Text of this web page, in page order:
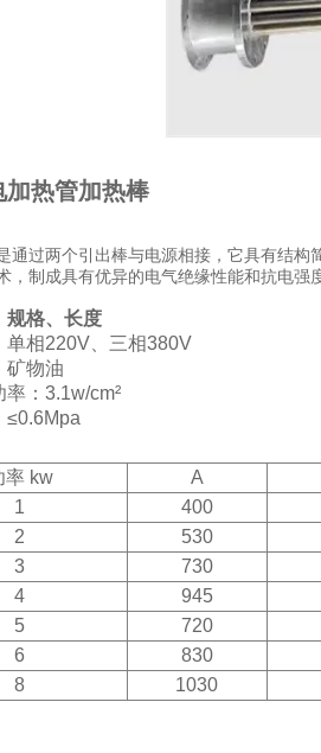
加热管加热棒
通过两个引出棒与电源相接，它具有结
，制成具有优异的电气绝缘性能和抗电强
规格、长度
单相220V、三相380V
矿物油
：3.1w/cm²
≤0.6Mpa
率 kw A
1
400
2
530
3
730
4
945
5
720
6
830
8
1030